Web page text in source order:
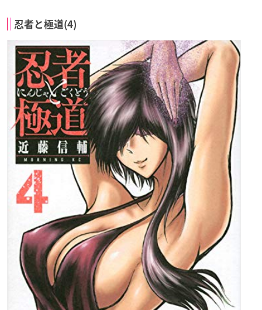
忍者と極道(4)